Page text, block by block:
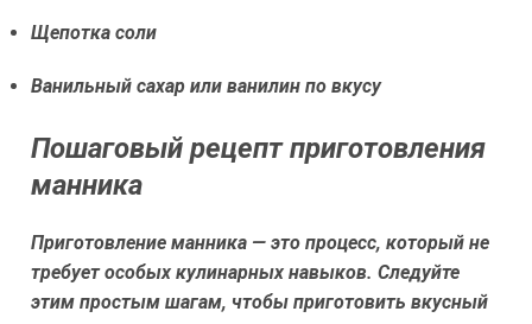
Щепотка соли
Ванильный сахар или ванилин по вкусу
Пошаговый рецепт приготовления
манника
Приготовление манника — это процесс, который не
требует особых кулинарных навыков. Следуйте
этим простым шагам, чтобы приготовить вкусный